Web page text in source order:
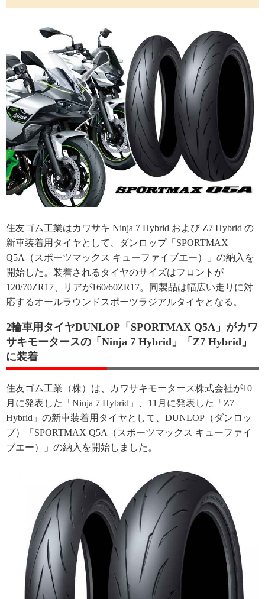
住友ゴム工業はカワサキ Ninja 7 Hybrid および Z7 Hybrid の
新車装着用タイヤとして、ダンロップ「SPORTMAX
Q5A（スポーツマックス キューファイブエー）」の納入を
開始した。装着されるタイヤのサイズはフロントが
120/70ZR17、リアが160/60ZR17。同製品は幅広い走りに対
応するオールラウンドスポーツラジアルタイヤとなる。
2輪車用タイヤDUNLOP「SPORTMAX Q5A」がカワ
サキモータースの「Ninja 7 Hybrid」「Z7 Hybrid」
に装着
住友ゴム工業（株）は、カワサキモータース株式会社が10
月に発表した「Ninja 7 Hybrid」、11月に発表した「Z7
Hybrid」の新車装着用タイヤとして、DUNLOP（ダンロッ
プ）「SPORTMAX Q5A（スポーツマックス キューファイ
ブエー）」の納入を開始しました。